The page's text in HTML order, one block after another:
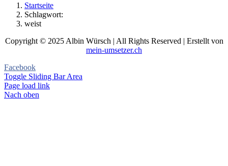
Startseite
Schlagwort:
weist
Copyright © 2025 Albin Würsch | All Rights Reserved | Erstellt von
mein-umsetzer.ch
Facebook
Toggle Sliding Bar Area
Page load link
Nach oben